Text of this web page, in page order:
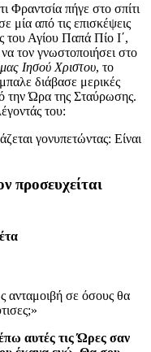
Φραντσία πήγε στο σπίτι
μία από τις επισκέψεις
Αγίου Παπά Πίο Ι΄,
τον γνωστοποιήσει στο
Ιησού Χριστου, το
διάβασε μερικές
την Ώρα της Σταύρωσης.
του:
γονυπετώντας: Είναι
προσευχείται
ανταμοιβή σε όσους θα
αυτές τις Ώρες σαν